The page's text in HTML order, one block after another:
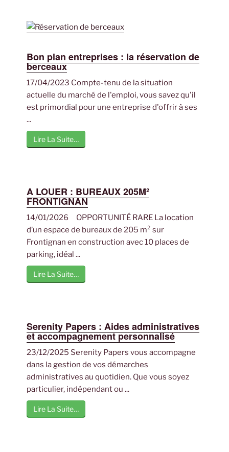
Bon plan entreprises : la réservation de
berceaux
17/04/2023 Compte-tenu de la situation
actuelle du marché de l'emploi, vous savez qu'il
est primordial pour une entreprise d'offrir à ses
...
Lire La Suite…
A LOUER : BUREAUX 205M²
FRONTIGNAN
14/01/2026 OPPORTUNITÉ RARE La location
d’un espace de bureaux de 205 m² sur
Frontignan en construction avec 10 places de
parking, idéal ...
Lire La Suite…
Serenity Papers : Aides administratives
et accompagnement personnalisé
23/12/2025 Serenity Papers vous accompagne
dans la gestion de vos démarches
administratives au quotidien. Que vous soyez
particulier, indépendant ou ...
Lire La Suite…